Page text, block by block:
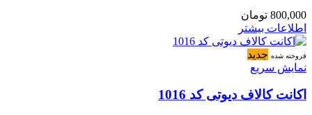
800,000 تومان
اطلاعات بیشتر
فروخته شده جدید
نمایش سریع
اکانت کالاف دیوتی کد 1016